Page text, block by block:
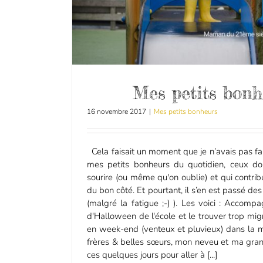
Mes petits
16 novembre 2017 | Mes petits bonheurs
Cela faisait un moment que je n’avais pas
mes petits bonheurs du quotidien, ceux
sourire (ou même qu'on oublie) et qui
du bon côté. Et pourtant, il s’en est passé
(malgré la fatigue ;-) ). Les voici :
d'Halloween de l'école et le trouver trop
en week-end (venteux et pluvieux) dans la
frères & belles sœurs, mon neveu et ma
ces quelques jours pour aller à [...]